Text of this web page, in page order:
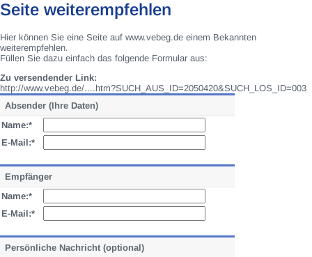
Seite weiterempfehlen
Hier können Sie eine Seite auf www.vebeg.de einem Bekannten
weiterempfehlen.
Füllen Sie dazu einfach das folgende Formular aus:
Zu versendender Link:
http://www.vebeg.de/....htm?SUCH_AUS_ID=2050420&SUCH_LOS_ID=003
Absender (Ihre Daten)
Name:*
E-Mail:*
Empfänger
Name:*
E-Mail:*
Persönliche Nachricht (optional)